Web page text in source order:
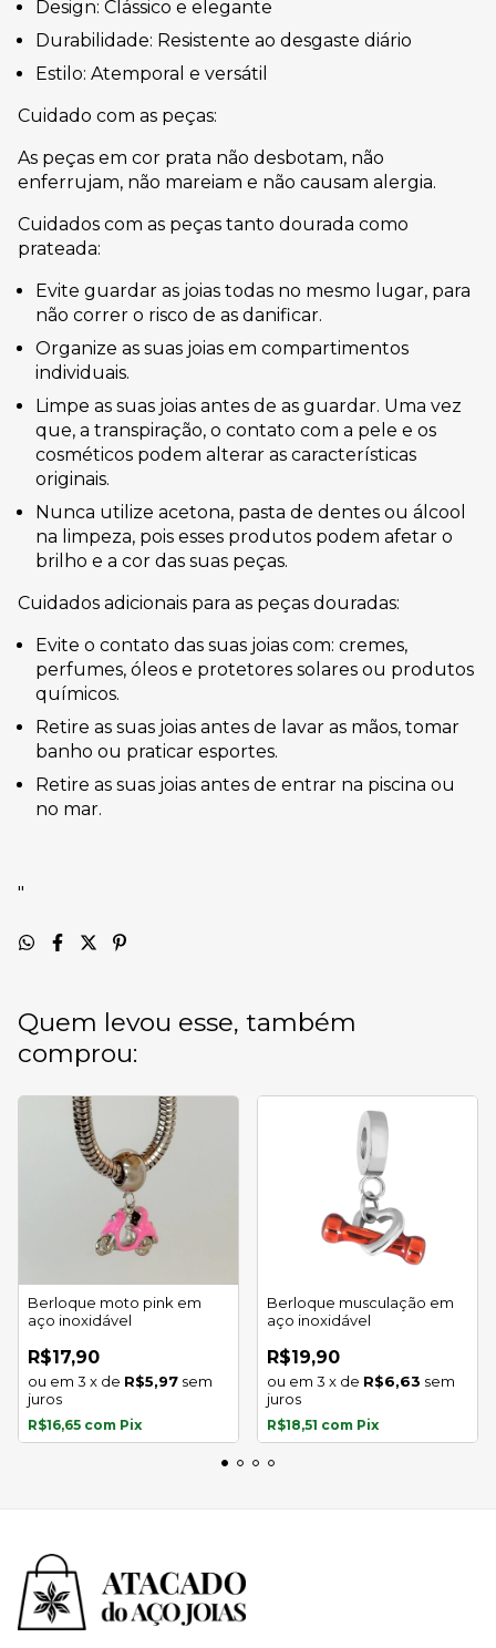
Design: Clássico e elegante
Durabilidade: Resistente ao desgaste diário
Estilo: Atemporal e versátil
Cuidado com as peças:
As peças em cor prata não desbotam, não
enferrujam, não mareiam e não causam alergia.
Cuidados com as peças tanto dourada como
prateada:
Evite guardar as joias todas no mesmo lugar, para
não correr o risco de as danificar.
Organize as suas joias em compartimentos
individuais.
Limpe as suas joias antes de as guardar. Uma vez
que, a transpiração, o contato com a pele e os
cosméticos podem alterar as características
originais.
Nunca utilize acetona, pasta de dentes ou álcool
na limpeza, pois esses produtos podem afetar o
brilho e a cor das suas peças.
Cuidados adicionais para as peças douradas:
Evite o contato das suas joias com: cremes,
perfumes, óleos e protetores solares ou produtos
químicos.
Retire as suas joias antes de lavar as mãos, tomar
banho ou praticar esportes.
Retire as suas joias antes de entrar na piscina ou
no mar.
"
Quem levou esse, também
comprou:
Berloque moto pink em
aço inoxidável
R$17,90
3 x de R$5,97 sem
juros
R$16,65 com Pix
Berloque musculação em
aço inoxidável
R$19,90
3 x de R$6,63 sem
juros
R$18,51 com Pix